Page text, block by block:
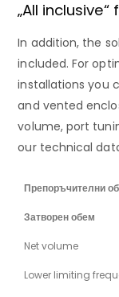
„All
In addition, the
included. For
installations you
and vented
volume, port
our technical
Препоръчителни
Затворен обем
Net volume
Lower limiting